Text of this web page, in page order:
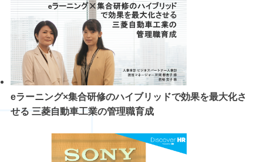
eラーニング×集合研修のハイブリッドで効果を最大化さ
せる 三菱自動車工業の管理職育成